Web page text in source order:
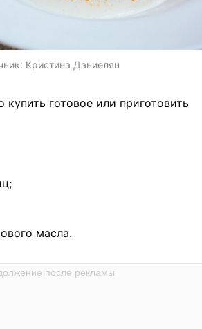
Кристина Даниелян
купить готовое или приготовить
масла.